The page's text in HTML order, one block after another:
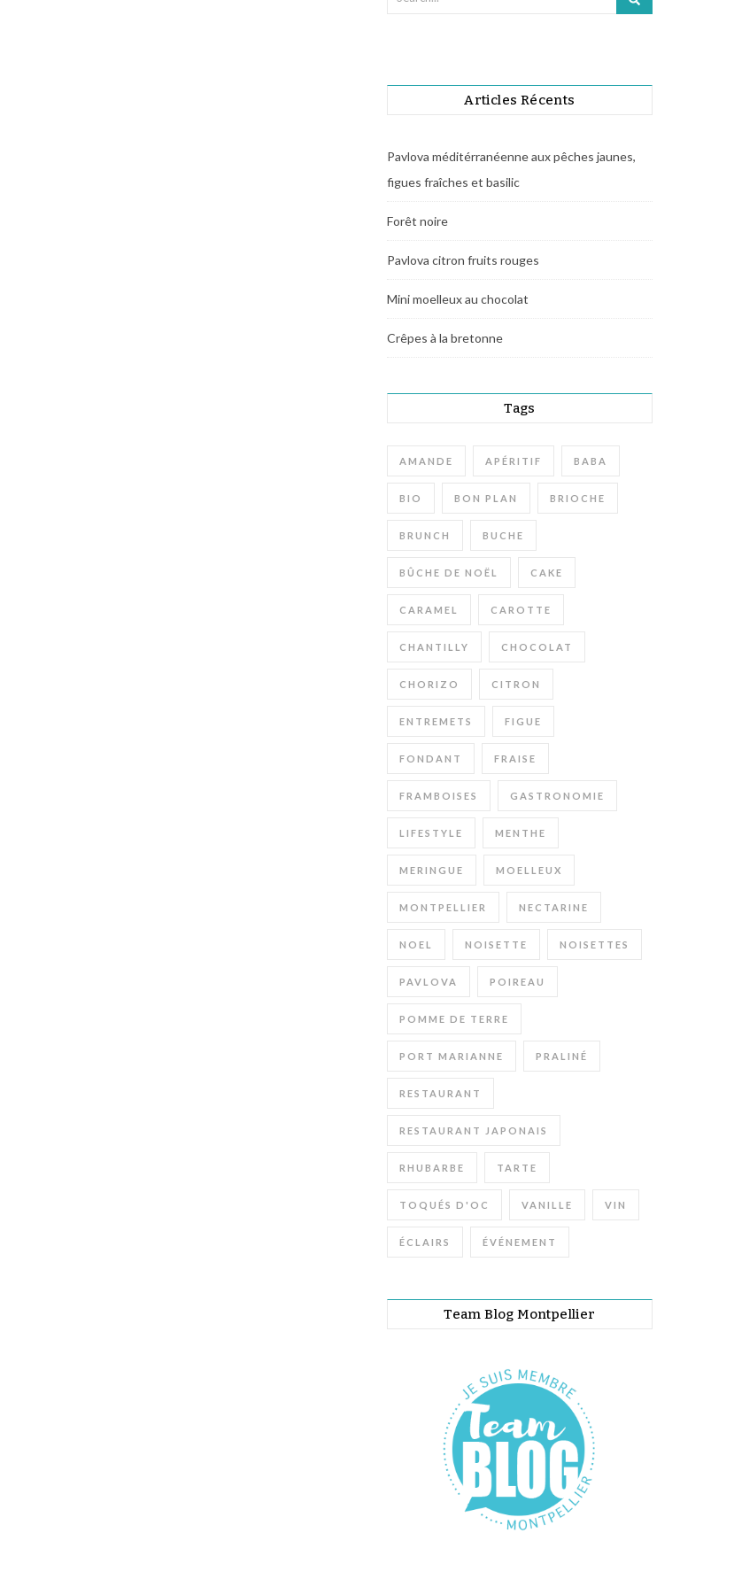
Articles Récents
Pavlova méditérranéenne aux pêches jaunes,
figues fraîches et basilic
Forêt noire
Pavlova citron fruits rouges
Mini moelleux au chocolat
Crêpes à la bretonne
Tags
AMANDE APÉRITIF BABA
BIO BON PLAN BRIOCHE
BRUNCH BUCHE
BÛCHE DE NOËL CAKE
CARAMEL CAROTTE
CHANTILLY CHOCOLAT
CHORIZO CITRON
ENTREMETS FIGUE
FONDANT FRAISE
FRAMBOISES GASTRONOMIE
LIFESTYLE MENTHE
MERINGUE MOELLEUX
MONTPELLIER NECTARINE
NOEL NOISETTE NOISETTES
PAVLOVA POIREAU
POMME DE TERRE
PORT MARIANNE PRALINÉ
RESTAURANT
RESTAURANT JAPONAIS
RHUBARBE TARTE
TOQUÉS D'OC VANILLE VIN
ÉCLAIRS ÉVÉNEMENT
Team Blog Montpellier